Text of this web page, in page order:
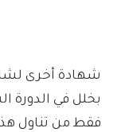
شهادة أخرى
بخلل في الدورة
فقط من تناول